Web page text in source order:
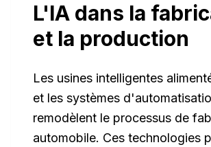
L'IA dans la
et la production
Les usines intelligentes
et les systèmes
remodèlent le processus de
automobile. Ces technologies